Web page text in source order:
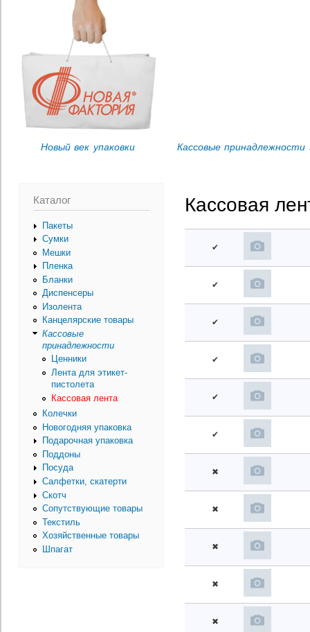
Новый век упаковки Кассовые принадлежности
Каталог
Пакеты
Сумки
Мешки
Пленка
Бланки
Диспенсеры
Изолента
Канцелярские товары
Кассовые
принадлежности
Ценники
Лента для этикет-
пистолета
Кассовая лента
Колечки
Новогодняя упаковка
Подарочная упаковка
Поддоны
Посуда
Салфетки, скатерти
Скотч
Сопутствующие товары
Текстиль
Хозяйственные товары
Шпагат
Кассовая
✔
✔
✔
✔
✔
✔
✖
✖
✖
✖
✖